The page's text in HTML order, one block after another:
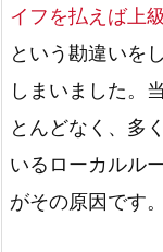
イフを払えば上
という勘違いを
しまいました。
とんどなく、多
いるローカルル
がその原因です。